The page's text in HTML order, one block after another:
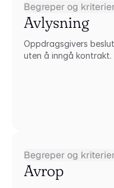
Begreper og
Avlysning
Oppdragsgivers
uten å inngå kontrakt.
Begreper og
Avrop